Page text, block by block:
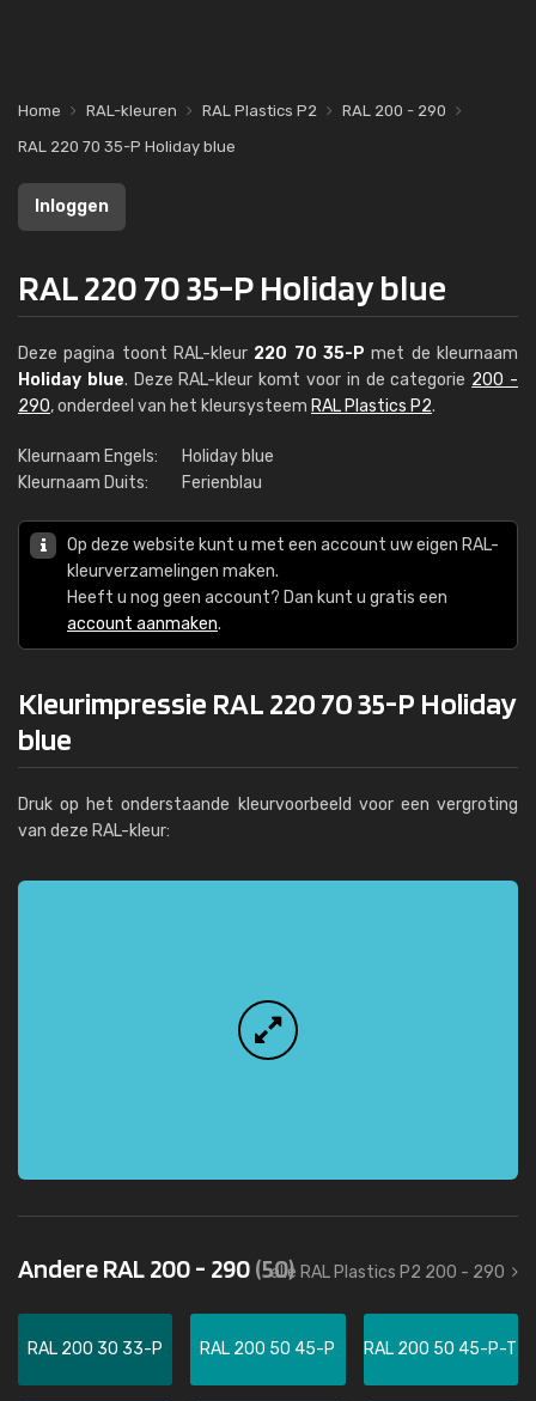
Home RAL-kleuren RAL Plastics P2
RAL 200 - 290
RAL 220 70 35-P Holiday blue
Inloggen
RAL 220 70 35-P Holiday blue
Deze pagina toont RAL-kleur 220 70 35-P met de kleurnaam
Holiday blue. Deze RAL-kleur komt voor in de categorie 200 -
290, onderdeel van het kleursysteem RAL Plastics P2.
Kleurnaam Engels:
Holiday blue
Kleurnaam Duits:
Ferienblau
Op deze website kunt u met een account uw eigen RAL-
kleurverzamelingen maken.
Heeft u nog geen account? Dan kunt u gratis een
account aanmaken.
Kleurimpressie RAL 220 70 35-P Holiday
blue
Druk op het onderstaande kleurvoorbeeld voor een vergroting
van deze RAL-kleur:
Andere RAL 200 - 290(50)
alle RAL Plastics P2 200 - 290
RAL 200 30 33-P RAL 200 50 45-P RAL 200 50 45-P-T